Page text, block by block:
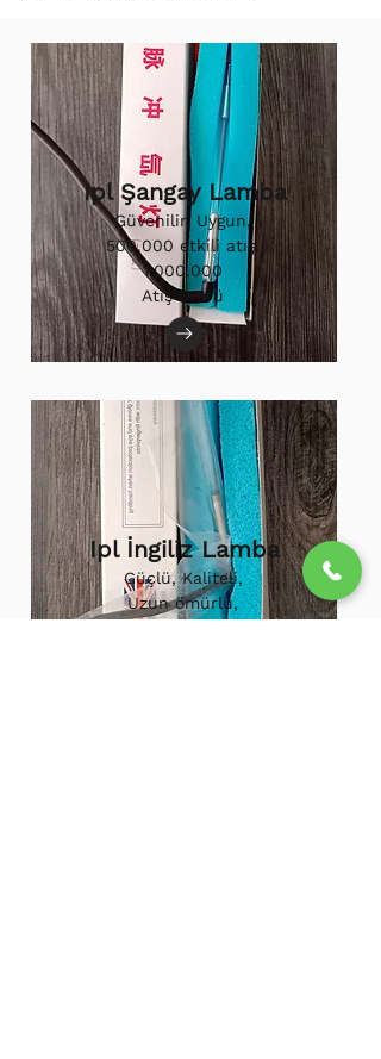
Ipl Şangay Lamba
Güvenilir, Uygun,
500.000 etkili atış.
1.000.000
Atış Ömrü
Ipl İngiliz Lamba
Güçlü, Kaliteli,
Uzun ömürlü,